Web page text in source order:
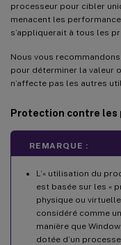
processeur pour cibler
menacent les
s’appliquerait à tous les
Nous vous
pour déterminer la valeur
n’affecte pas les autres
Protection contre les
REMARQUE :
L’« utilisation du
est basée sur les «
physique ou
considéré comme
manière que
dotée d’un